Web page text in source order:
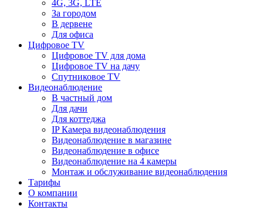
4G, 3G, LTE
За городом
В дервене
Для офиса
Цифровое TV
Цифровое TV для дома
Цифровое TV на дачу
Спутниковое TV
Видеонаблюдение
В частный дом
Для дачи
Для коттеджа
IP Камера видеонаблюдения
Видеонаблюдение в магазине
Видеонаблюдение в офисе
Видеонаблюдение на 4 камеры
Монтаж и обслуживание видеонаблюдения
Тарифы
О компании
Контакты